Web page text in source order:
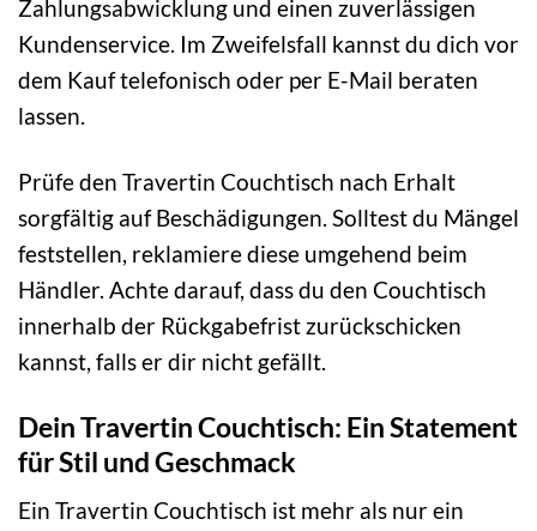
Zahlungsabwicklung und einen zuverlässigen
Kundenservice. Im Zweifelsfall kannst du dich vor
dem Kauf telefonisch oder per E-Mail beraten
lassen.
Prüfe den Travertin Couchtisch nach Erhalt
sorgfältig auf Beschädigungen. Solltest du Mängel
feststellen, reklamiere diese umgehend beim
Händler. Achte darauf, dass du den Couchtisch
innerhalb der Rückgabefrist zurückschicken
kannst, falls er dir nicht gefällt.
Dein Travertin Couchtisch: Ein Statement
für Stil und Geschmack
Ein Travertin Couchtisch ist mehr als nur ein